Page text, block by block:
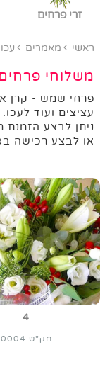
זרי פרחים
ראשי מאמרים עכו
משלוחי
פרחי שמש - קרן
עציצים ועוד לעכו.
ניתן לבצע הזמנת
או לבצע רכישה
4
מק"ט 0004